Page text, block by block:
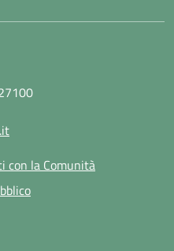
con la Comunità